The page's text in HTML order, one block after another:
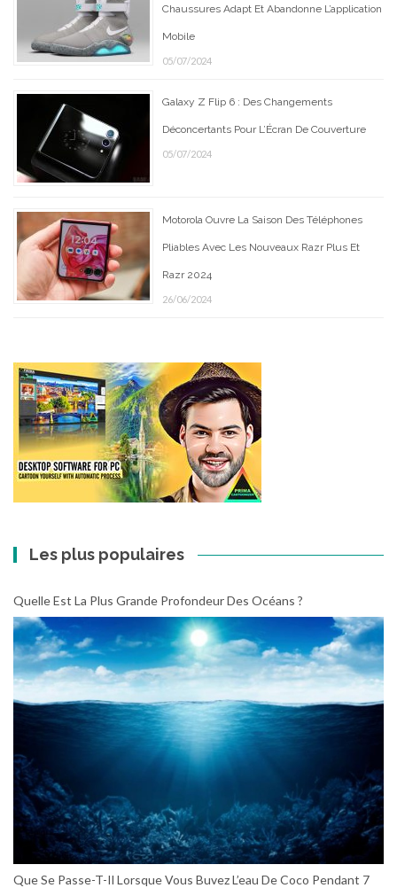
Chaussures Adapt Et Abandonne L’application
Mobile
05/07/2024
Galaxy Z Flip 6 : Des Changements
Déconcertants Pour L’Écran De Couverture
05/07/2024
Motorola Ouvre La Saison Des Téléphones
Pliables Avec Les Nouveaux Razr Plus Et
Razr 2024
26/06/2024
Les plus populaires
Quelle Est La Plus Grande Profondeur Des Océans ?
Que Se Passe-T-Il Lorsque Vous Buvez L’eau De Coco Pendant 7